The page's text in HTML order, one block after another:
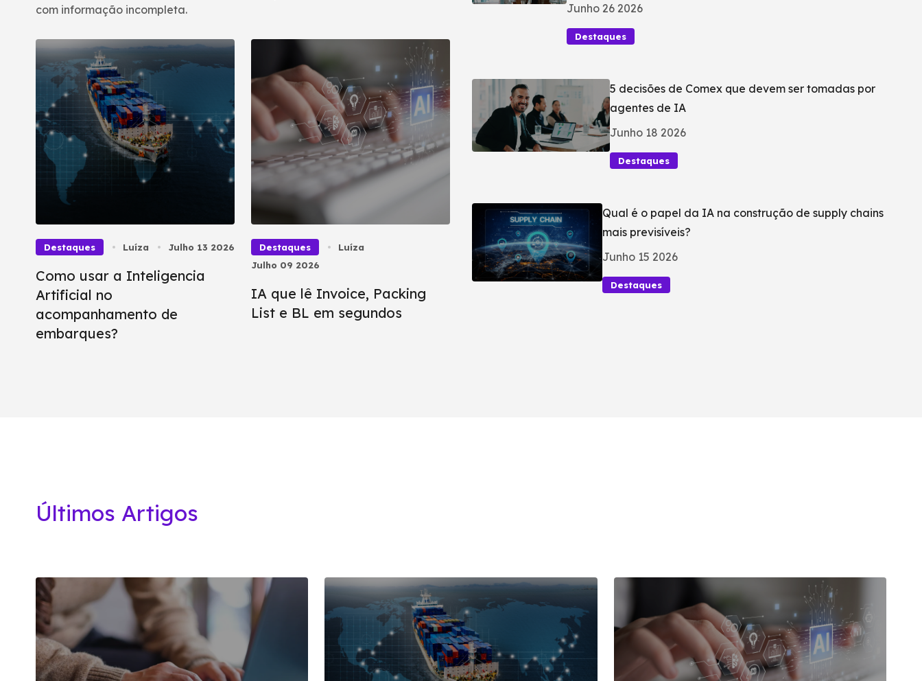
com informação incompleta.
Destaques Luíza Julho 13 2026
Como usar a Inteligencia
Artificial no
acompanhamento de
embarques?
Destaques
Luíza
Julho 09 2026
IA que lê Invoice, Packing
List e BL em segundos
Junho 26 2026
Destaques
5 decisões de Comex que devem ser tomadas por
agentes de IA
Junho 18 2026
Destaques
Qual é o papel da IA na construção de supply chains
mais previsíveis?
Junho 15 2026
Destaques
Últimos Artigos